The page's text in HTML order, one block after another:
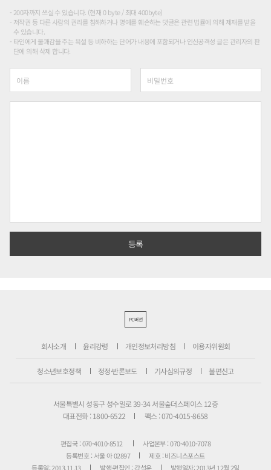
200자까지 쓰실 수 있습니다. (현재 0 byte / 최대 400byte)
저작권 등 다른 사람의 권리를 침해하거나 명예를 훼손하는 댓글은 관련 법률에 의해 제재를 받을
수 있습니다.
타인에게 불쾌감을 주는 욕설 등 비하하는 단어가 내용에 포함되거나 인신공격성 글은 관리자의 판
단에 의해 삭제 합니다.
PC버전
회사소개 윤리강령 개인정보처리방침 이용자위원회
청소년보호정책 정정·반론보도 기사심의규정 불편신고
서울특별시 성동구 성수일로 39-34 서울숲더스페이스 12층
대표전화 : 1800-6522
팩스 : 070-4015-8658
편집국 : 070-4010-8512
사업본부 : 070-4010-7078
등록번호 : 서울 아 02897
제호 : 비즈니스포스트
등록일: 2013.11.13
발행·편집인 : 강석운 발행일자: 2013년 12월 2일